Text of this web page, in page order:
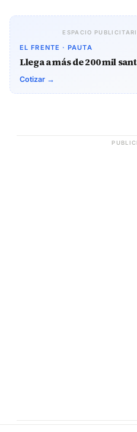
ESPACIO
EL FRENTE · PAUTA
Llega a más de 200 mil
Cotizar →